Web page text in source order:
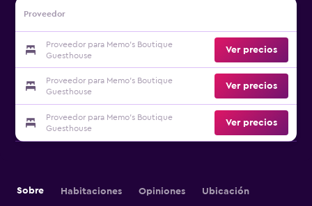
Proveedor
Proveedor para Memo's Boutique
Guesthouse
Ver precios
Proveedor para Memo's Boutique
Guesthouse
Ver precios
Proveedor para Memo's Boutique
Guesthouse
Ver precios
Sobre Habitaciones Opiniones Ubicación